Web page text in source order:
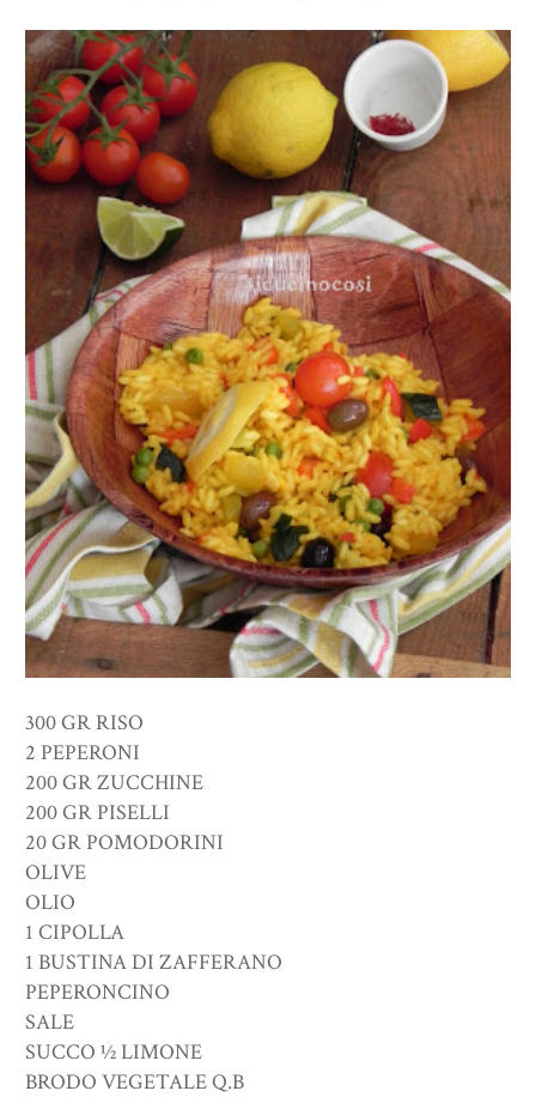
300 GR RISO
2 PEPERONI
200 GR ZUCCHINE
200 GR PISELLI
20 GR POMODORINI
OLIVE
OLIO
1 CIPOLLA
1 BUSTINA DI ZAFFERANO
PEPERONCINO
SALE
SUCCO ½ LIMONE
BRODO VEGETALE Q.B